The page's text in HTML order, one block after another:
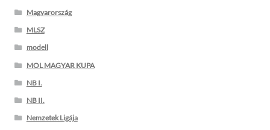
Magyarország
MLSZ
modell
MOL MAGYAR KUPA
NB I.
NB II.
Nemzetek Ligája